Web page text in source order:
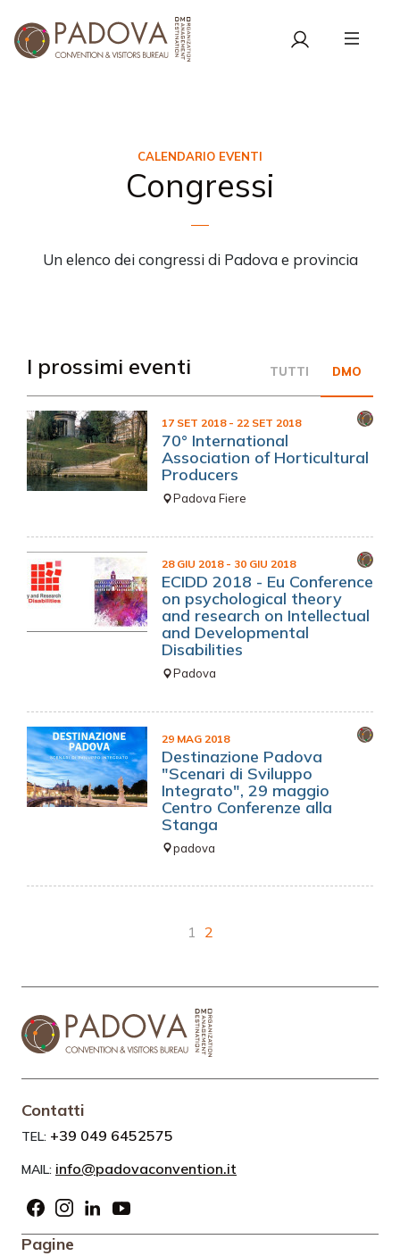
CALENDARIO EVENTI
Congressi
Un elenco dei congressi di Padova e provincia
I prossimi eventi TUTTI DMO
17 SET 2018 - 22 SET 2018
70° International
Association of Horticultural
Producers
Padova Fiere
28 GIU 2018 - 30 GIU 2018
ECIDD 2018 - Eu Conference
on psychological theory
and research on Intellectual
and Developmental
Disabilities
Padova
29 MAG 2018
Destinazione Padova
"Scenari di Sviluppo
Integrato", 29 maggio
Centro Conferenze alla
Stanga
padova
1 2
Contatti
TEL: +39 049 6452575
MAIL: info@padovaconvention.it
Pagine